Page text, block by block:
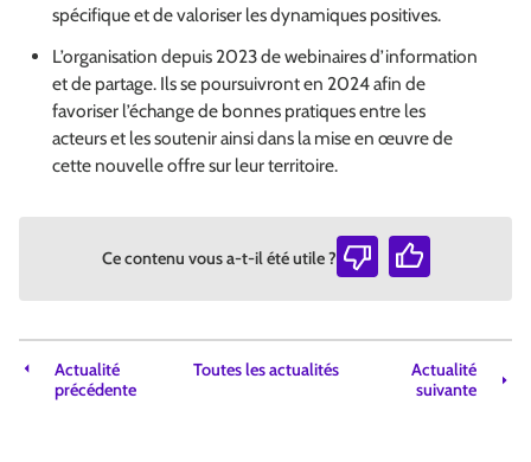
spécifique et de valoriser les dynamiques positives.
L’organisation depuis 2023 de webinaires d’information
et de partage. Ils se poursuivront en 2024 afin de
favoriser l’échange de bonnes pratiques entre les
acteurs et les soutenir ainsi dans la mise en œuvre de
cette nouvelle offre sur leur territoire.
Ce contenu vous a-t-il été utile ?
Actualité
précédente
Toutes les actualités
Actualité
suivante